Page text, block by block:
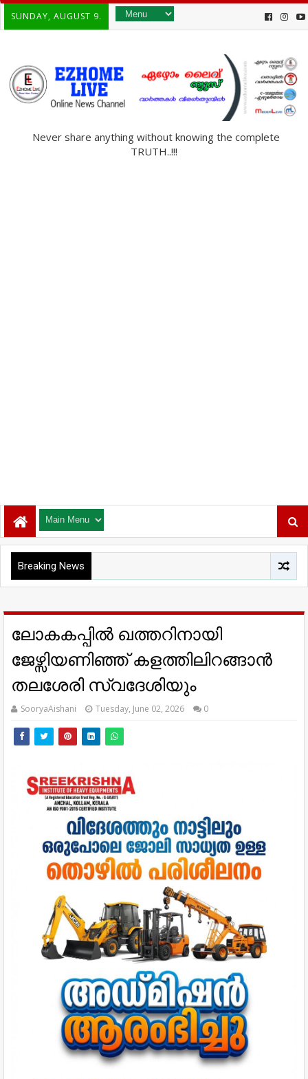
SUNDAY, AUGUST 9.
Never share anything without knowing the complete
TRUTH..!!!
Breaking News
ലോകകപ്പിൽ ഖത്തറിനായി
ജേഴ്സിയണിഞ്ഞ് കളത്തിലിറങ്ങാൻ
തലശേരി സ്വദേശിയും
SooryaAishani Tuesday, June 02, 2026 0